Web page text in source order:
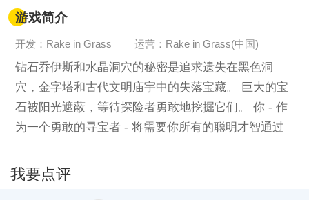
游戏简介
开发：Rake in Grass 运营：Rake in Grass(中国)
钻石乔伊斯和水晶洞穴的秘密是追求遗失在黑色洞
穴，金字塔和古代文明庙宇中的失落宝藏。 巨大的宝
石被阳光遮蔽，等待探险者勇敢地挖掘它们。 你 - 作
为一个勇敢的寻宝者 - 将需要你所有的聪明才智通过
段玩家的冒险逻辑游戏。 如果你想解决复杂的难题，
我要点评